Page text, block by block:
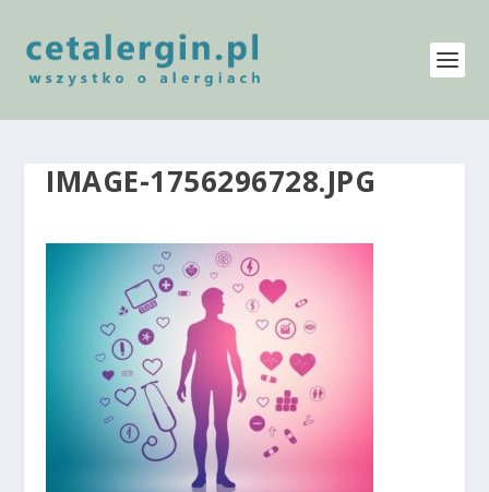
IMAGE-1756296728.JPG